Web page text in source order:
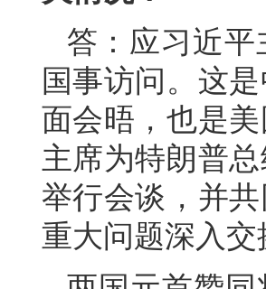
答：应习近
国事访问。这
面会晤，也是
主席为特朗普
举行会谈，并
重大问题深入